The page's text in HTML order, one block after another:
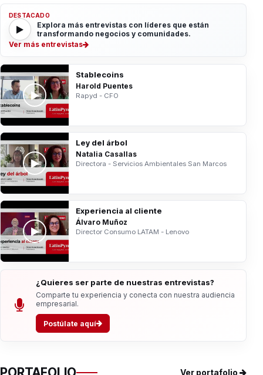
DESTACADO
Explora más entrevistas con líderes que están
transformando negocios y comunidades.
Ver más entrevistas
Stablecoins
Harold Puentes
Rapyd - CFO
Ley del árbol
Natalia Casallas
Directora - Servicios Ambientales San Marcos
Experiencia al cliente
Álvaro Muñoz
Director Consumo LATAM - Lenovo
¿Quieres ser parte de nuestras entrevistas?
Comparte tu experiencia y conecta con nuestra audiencia
empresarial.
Postúlate aquí
Ver portafolio